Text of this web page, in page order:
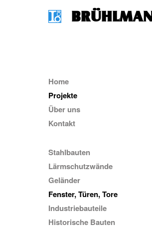
Home
Projekte
Über uns
Kontakt
Stahlbauten
Lärmschutzwände
Geländer
Fenster, Türen, Tore
Industriebauteile
Historische Bauten